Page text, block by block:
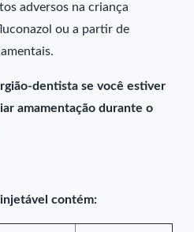
adversos na criança
ou a partir de
dentista se você estiver
amamentação durante o
contém: